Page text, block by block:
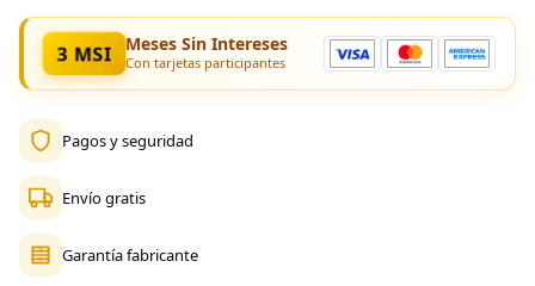
3 MSI Meses Sin Intereses
Con tarjetas participantes
Pagos y seguridad
Envío gratis
Garantía fabricante